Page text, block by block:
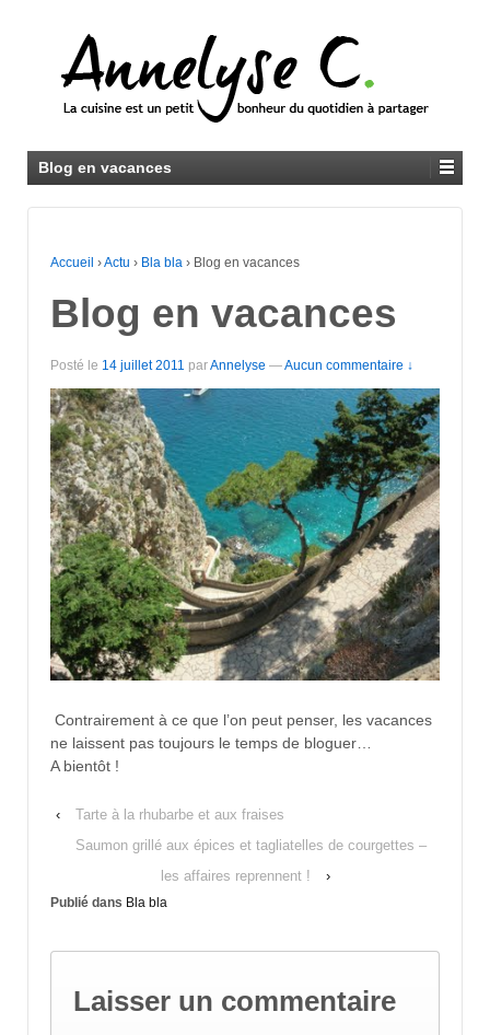
Blog en vacances
Accueil ›Actu › Bla bla › Blog en vacances
Blog en vacances
Posté le 14 juillet 2011 parAnnelyse —Aucun commentaire ↓
Contrairement à ce que l’on peut penser, les vacances
ne laissent pas toujours le temps de bloguer…
A bientôt !
‹
Tarte à la rhubarbe et aux fraises
Saumon grillé aux épices et tagliatelles de courgettes –
les affaires reprennent !
›
Publié dans Bla bla
Laisser un commentaire